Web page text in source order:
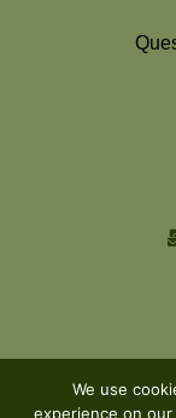
We use
experience on